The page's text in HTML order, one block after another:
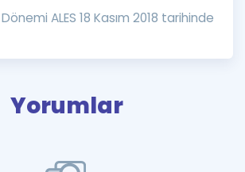
Takvimi
ALES 18 Kasım 2018 tarihinde
Yorumlar